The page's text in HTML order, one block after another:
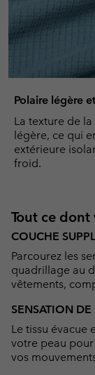
Polaire légère
La texture de
légère, ce qui
extérieure
froid.
Tout ce dont
COUCHE
Parcourez les
quadrillage au
vêtements,
SENSATION DE
Le tissu évacue
votre peau
vos